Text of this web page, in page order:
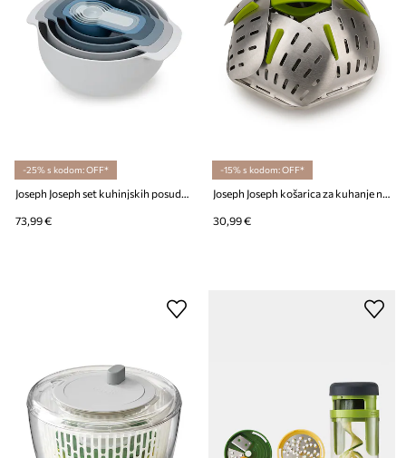
-25% s kodom: OFF*
Joseph Joseph set kuhinjskih posuda i mjerica Nest (9-pack)
73,99 €
-15% s kodom: OFF*
Joseph Joseph košarica za kuhanje na pari Bloom
30,99 €